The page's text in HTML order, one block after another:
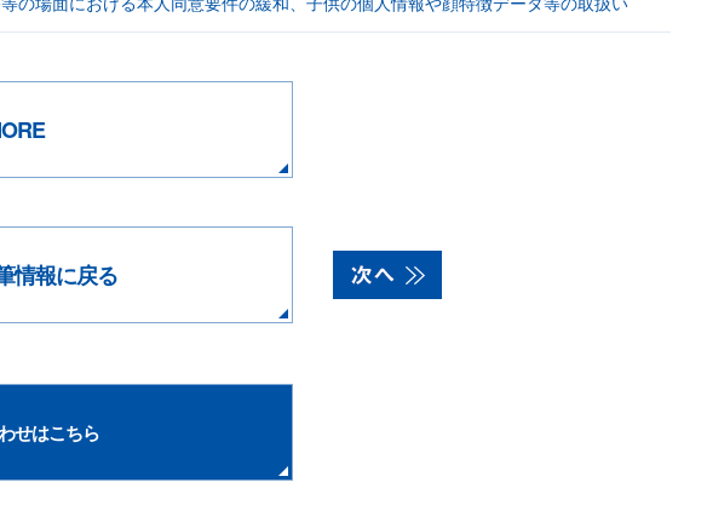
情報に戻る
せはこちら